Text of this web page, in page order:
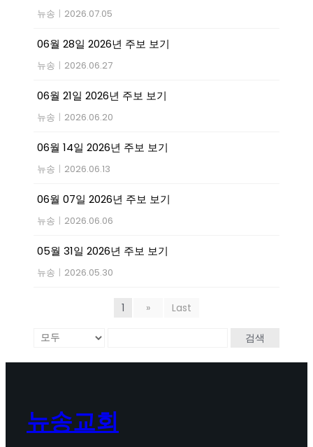
뉴송 | 2026.07.05
06월 28일 2026년 주보 보기
뉴송 | 2026.06.27
06월 21일 2026년 주보 보기
뉴송 | 2026.06.20
06월 14일 2026년 주보 보기
뉴송 | 2026.06.13
06월 07일 2026년 주보 보기
뉴송 | 2026.06.06
05월 31일 2026년 주보 보기
뉴송 | 2026.05.30
1 » Last
검색
뉴송교회